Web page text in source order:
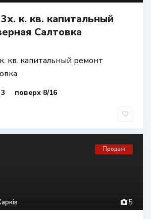
к. кв. капитальный
Салтовка
кв. капитальный ремонт
поверх 8/16
5
Продаж